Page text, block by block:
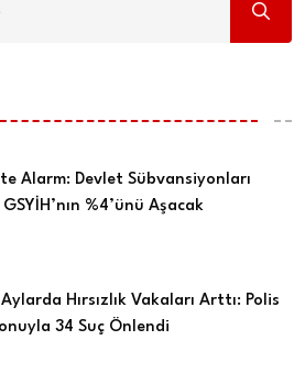
Alarm: Devlet Sübvansiyonları
%4’ünü Aşacak
Hırsızlık Vakaları Arttı: Polis
34 Suç Önlendi